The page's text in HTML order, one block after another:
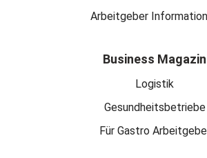
Arbeitgeber
Business Magazin
Logistik
Gesundheitsbetriebe
Für Gastro